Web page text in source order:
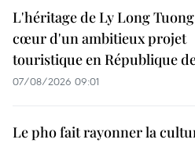
L'héritage de Ly Long
cœur d'un ambitieux projet
touristique en République
07/08/2026 09:01
Le pho fait rayonner la